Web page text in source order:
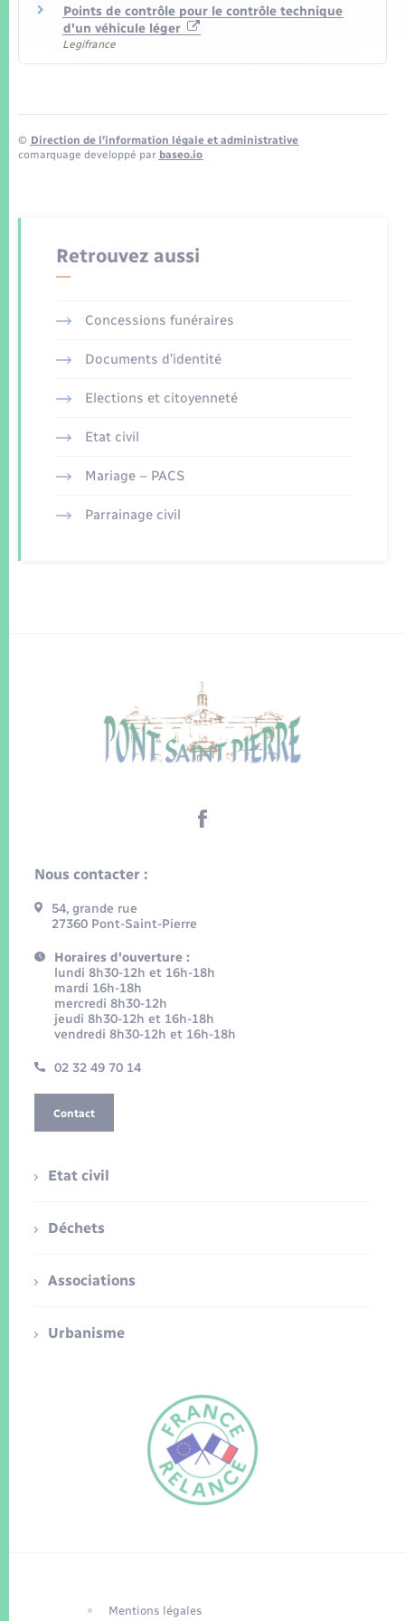
Points de contrôle pour le contrôle technique
d'un véhicule léger
Legifrance
© Direction de l’information légale et administrative
comarquage developpé par baseo.io
Retrouvez aussi
Concessions funéraires
Documents d’identité
Elections et citoyenneté
Etat civil
Mariage – PACS
Parrainage civil
Nous contacter :
54, grande rue
27360 Pont-Saint-Pierre
Horaires d'ouverture :
lundi 8h30-12h et 16h-18h
mardi 16h-18h
mercredi 8h30-12h
jeudi 8h30-12h et 16h-18h
vendredi 8h30-12h et 16h-18h
02 32 49 70 14
Contact
Etat civil
Déchets
Associations
Urbanisme
Mentions légales